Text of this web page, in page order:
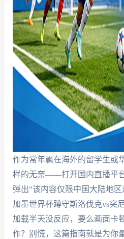
作为常年飘在海外的留学生或
样的无奈——打开国内直播平
弹出“该内容仅限中国大陆地
加墨世界杯蹲守斯洛伐克vs突
加载半天没反应，要么画面卡
作？别慌，这篇指南就是为你